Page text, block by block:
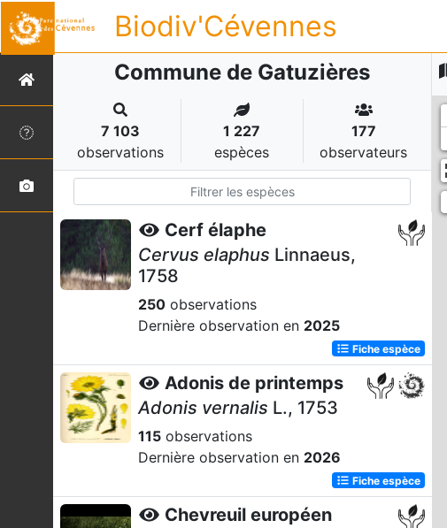
Biodiv'Cévennes
Commune de Gatuzières
7 103
observations
1 227
espèces
177
observateurs
Cerf élaphe
Cervus elaphus Linnaeus,
1758
250 observations
Dernière observation en 2025
Fiche espèce
Adonis de printemps
Adonis vernalis L., 1753
115 observations
Dernière observation en 2026
Fiche espèce
Chevreuil européen